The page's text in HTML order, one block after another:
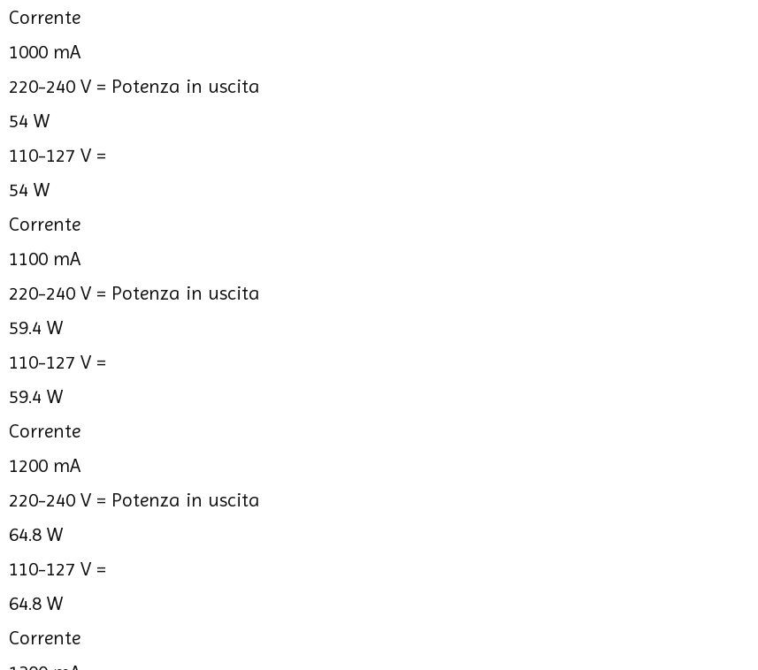
Corrente
1000 mA
220-240 V = Potenza in uscita
54 W
110-127 V =
54 W
Corrente
1100 mA
220-240 V = Potenza in uscita
59.4 W
110-127 V =
59.4 W
Corrente
1200 mA
220-240 V = Potenza in uscita
64.8 W
110-127 V =
64.8 W
Corrente